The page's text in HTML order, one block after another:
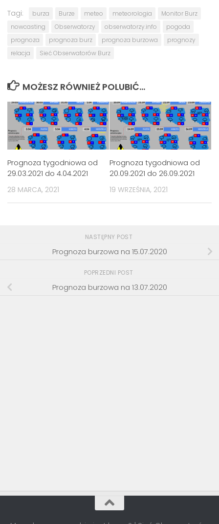
Tagi: burza Burze meteo meteorologia
Monitor Burz
nowcasting
Obserwatorzy obserwatorzy.info
pogoda
prognoza
prognoza burz prognoza burzowa
prognozy
relacja
Sieć Obserwatorów Burz
MOŻESZ RÓWNIEŻ POLUBIĆ…
Prognoza tygodniowa od
29.03.2021 do 4.04.2021
28 MARCA, 2021
Prognoza tygodniowa od
20.09.2021 do 26.09.2021
19 WRZEŚNIA, 2021
NASTĘPNY POST
Prognoza burzowa na 15.07.2020
POPRZEDNI POST
Prognoza burzowa na 13.07.2020